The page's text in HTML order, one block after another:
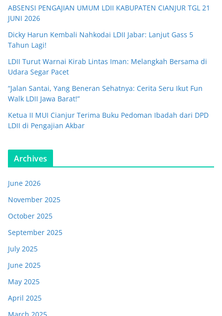
ABSENSI PENGAJIAN UMUM LDII KABUPATEN CIANJUR TGL 21
JUNI 2026
Dicky Harun Kembali Nahkodai LDII Jabar: Lanjut Gass 5
Tahun Lagi!
LDII Turut Warnai Kirab Lintas Iman: Melangkah Bersama di
Udara Segar Pacet
“Jalan Santai, Yang Beneran Sehatnya: Cerita Seru Ikut Fun
Walk LDII Jawa Barat!”
Ketua II MUI Cianjur Terima Buku Pedoman Ibadah dari DPD
LDII di Pengajian Akbar
Archives
June 2026
November 2025
October 2025
September 2025
July 2025
June 2025
May 2025
April 2025